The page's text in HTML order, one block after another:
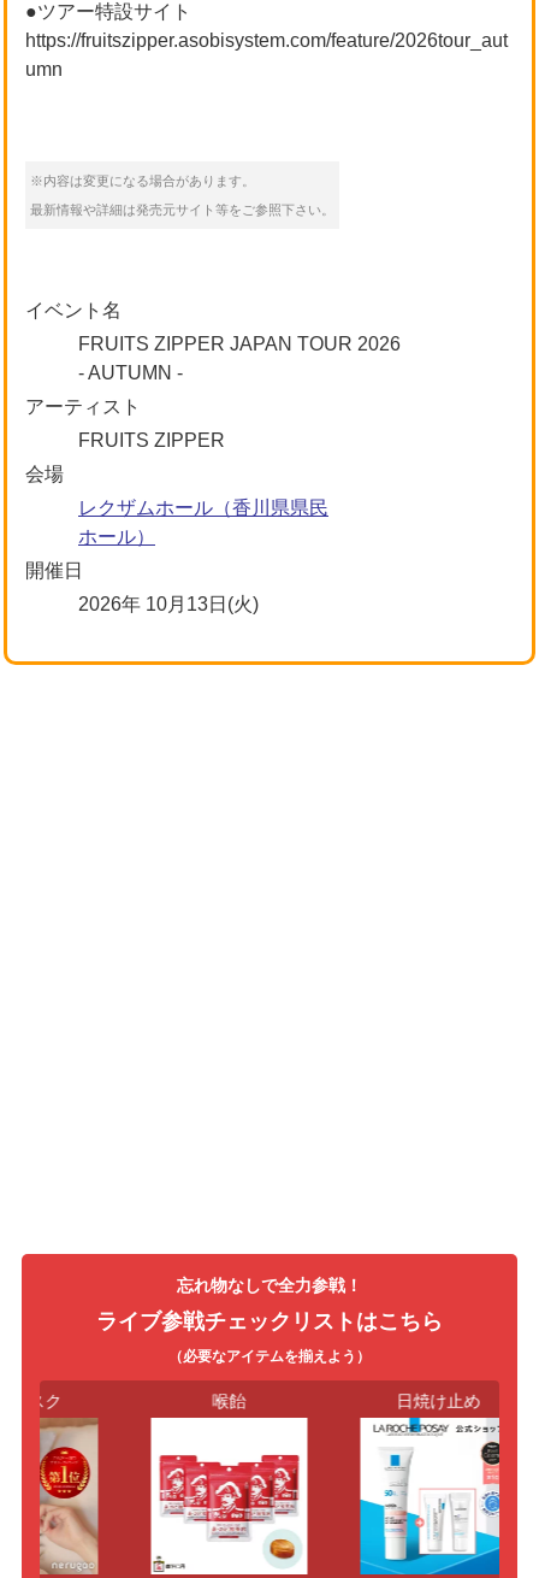
●ツアー特設サイト
https://fruitszipper.asobisystem.com/feature/2026tour_aut
umn
※内容は変更になる場合があります。
最新情報や詳細は発売元サイト等をご参照下さい。
イベント名
FRUITS ZIPPER JAPAN TOUR 2026
- AUTUMN -
アーティスト
FRUITS ZIPPER
会場
レクザムホール（香川県県民
ホール）
開催日
2026年 10月13日(火)
忘れ物なしで全力参戦！
ライブ参戦チェックリストはこちら
（必要なアイテムを揃えよう）
スク 喉飴 日焼け止め